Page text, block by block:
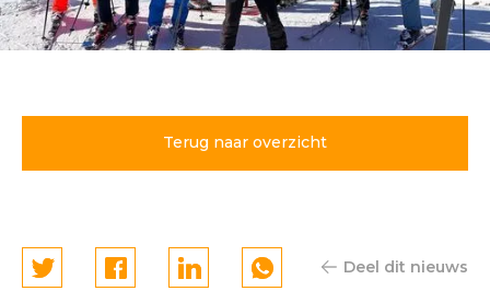
Terug naar overzicht
Deel dit nieuws